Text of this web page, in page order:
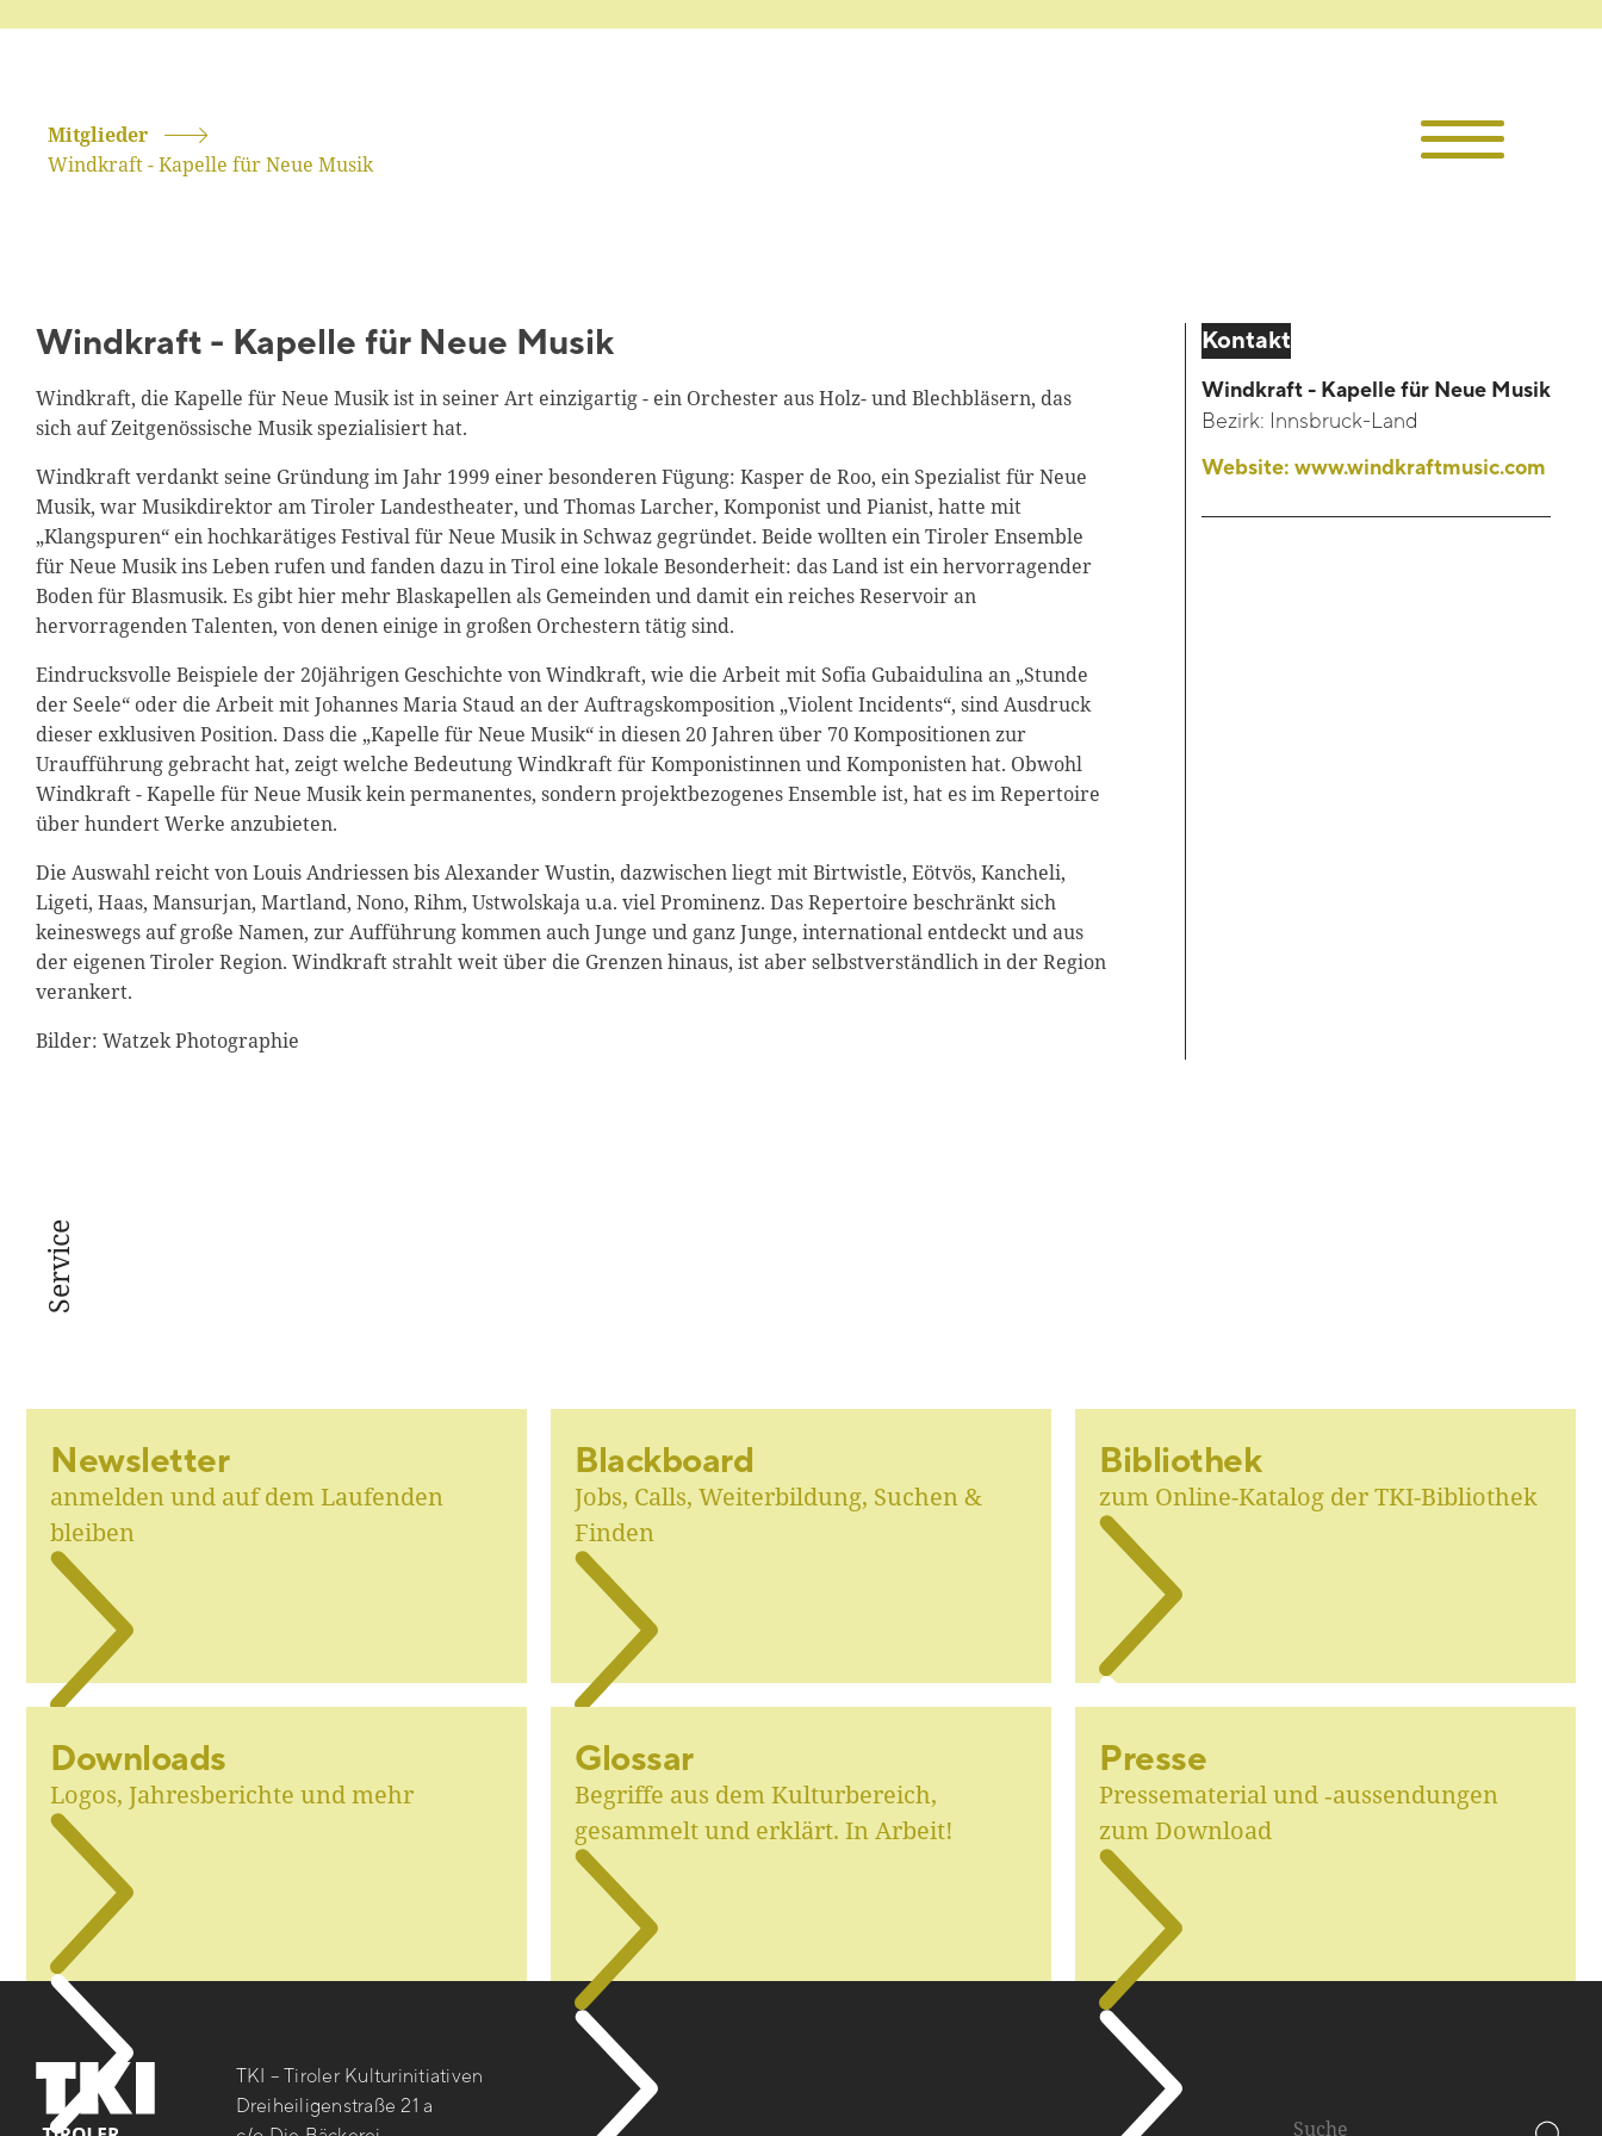
Mitglieder
Windkraft - Kapelle für Neue Musik
Windkraft - Kapelle für Neue Musik
Windkraft, die Kapelle für Neue Musik ist in seiner Art einzigartig - ein Orchester aus Holz- und Blechbläsern, das
sich auf Zeitgenössische Musik spezialisiert hat.
Windkraft verdankt seine Gründung im Jahr 1999 einer besonderen Fügung: Kasper de Roo, ein Spezialist für Neue
Musik, war Musikdirektor am Tiroler Landestheater, und Thomas Larcher, Komponist und Pianist, hatte mit
„Klangspuren“ ein hochkarätiges Festival für Neue Musik in Schwaz gegründet. Beide wollten ein Tiroler Ensemble
für Neue Musik ins Leben rufen und fanden dazu in Tirol eine lokale Besonderheit: das Land ist ein hervorragender
Boden für Blasmusik. Es gibt hier mehr Blaskapellen als Gemeinden und damit ein reiches Reservoir an
hervorragenden Talenten, von denen einige in großen Orchestern tätig sind.
Eindrucksvolle Beispiele der 20jährigen Geschichte von Windkraft, wie die Arbeit mit Sofia Gubaidulina an „Stunde
der Seele“ oder die Arbeit mit Johannes Maria Staud an der Auftragskomposition „Violent Incidents“, sind Ausdruck
dieser exklusiven Position. Dass die „Kapelle für Neue Musik“ in diesen 20 Jahren über 70 Kompositionen zur
Uraufführung gebracht hat, zeigt welche Bedeutung Windkraft für Komponistinnen und Komponisten hat. Obwohl
Windkraft - Kapelle für Neue Musik kein permanentes, sondern projektbezogenes Ensemble ist, hat es im Repertoire
über hundert Werke anzubieten.
Die Auswahl reicht von Louis Andriessen bis Alexander Wustin, dazwischen liegt mit Birtwistle, Eötvös, Kancheli,
Ligeti, Haas, Mansurjan, Martland, Nono, Rihm, Ustwolskaja u.a. viel Prominenz. Das Repertoire beschränkt sich
keineswegs auf große Namen, zur Aufführung kommen auch Junge und ganz Junge, international entdeckt und aus
der eigenen Tiroler Region. Windkraft strahlt weit über die Grenzen hinaus, ist aber selbstverständlich in der Region
verankert.
Bilder: Watzek Photographie
Kontakt
Windkraft - Kapelle für Neue Musik
Bezirk: Innsbruck-Land
Website:www.windkraftmusic.com
Service
Newsletter
anmelden und auf dem Laufenden
bleiben
Blackboard
Jobs, Calls, Weiterbildung, Suchen &
Finden
Bibliothek
zum Online-Katalog der TKI-Bibliothek
Downloads
Logos, Jahresberichte und mehr
Glossar
Begriffe aus dem Kulturbereich,
gesammelt und erklärt. In Arbeit!
Presse
Pressematerial und ‑aussendungen
zum Download
TKI – Tiroler Kulturinitiativen
Dreiheiligenstraße 21 a
Die TKI